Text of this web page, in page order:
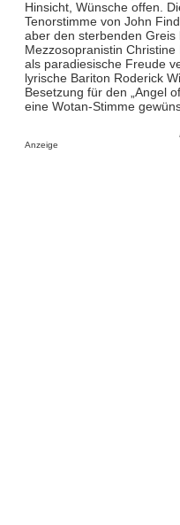
Hinsicht, Wünsche offen.
Tenorstimme von John
aber den sterbenden
Mezzosopranistin
als paradiesische Freude
lyrische Bariton Roderick
Besetzung für den „Angel
eine Wotan-Stimme
Anzeige